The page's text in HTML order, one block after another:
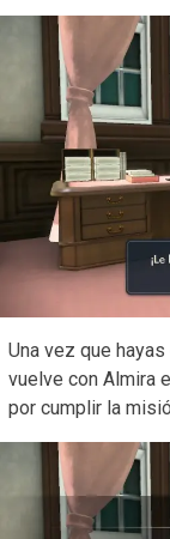
Una vez que
vuelve con Almira
por cumplir la